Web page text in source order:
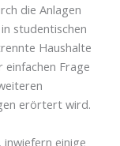
die Anlagen
studentischen
Haushalte
einfachen Frage
erörtert wird.
einige